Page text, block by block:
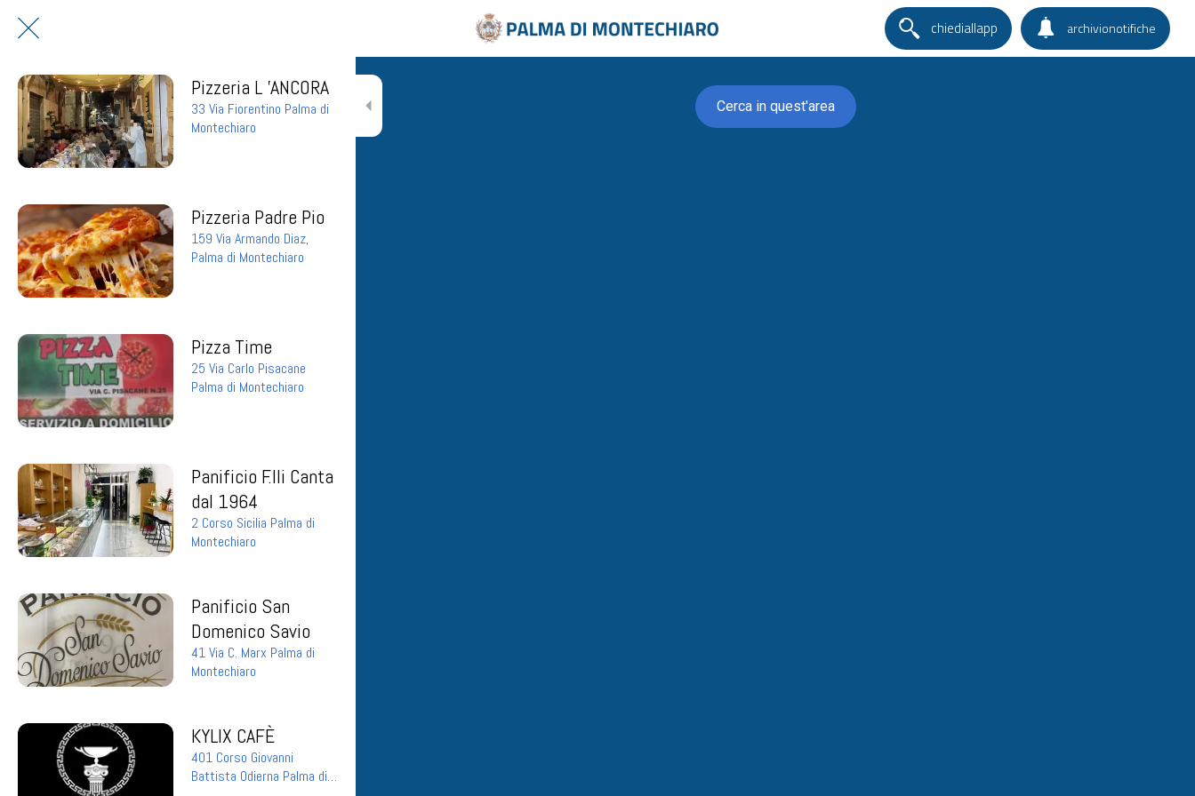
chiediallapp archivionotifiche
Pizzeria L 'ANCORA
33 Via Fiorentino Palma di
Montechiaro
Pizzeria Padre Pio
159 Via Armando Diaz,
Palma di Montechiaro
Pizza Time
25 Via Carlo Pisacane
Palma di Montechiaro
Panificio F.lli Canta
dal 1964
2 Corso Sicilia Palma di
Montechiaro
Panificio San
Domenico Savio
41 Via C. Marx Palma di
Montechiaro
KYLIX CAFÈ
401 Corso Giovanni
Battista Odierna Palma di
Cerca in quest'area